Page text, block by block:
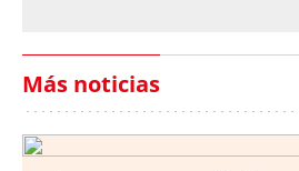
Más noticias